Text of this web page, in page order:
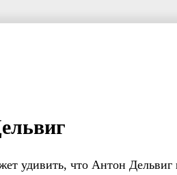
удивить, что Антон